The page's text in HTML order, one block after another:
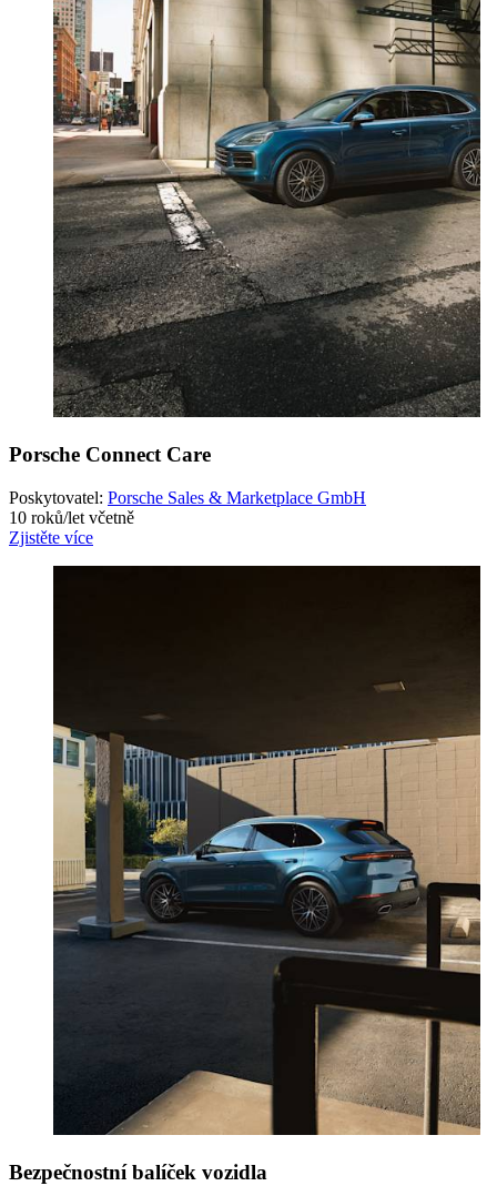
Porsche Connect Care
Poskytovatel: Porsche Sales & Marketplace GmbH
10 roků/let včetně
Zjistěte více
Bezpečnostní balíček vozidla